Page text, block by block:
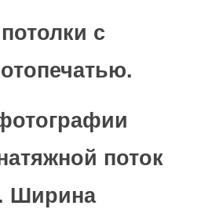
с
поток
Ширина